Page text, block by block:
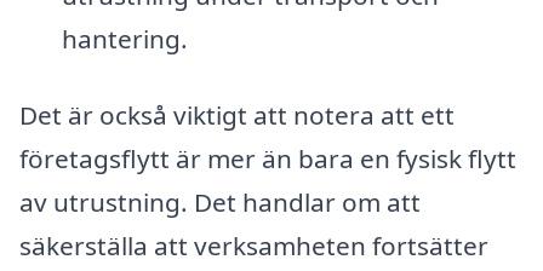
hantering.
Det är också viktigt att notera att ett
företagsflytt är mer än bara en fysisk flytt
av utrustning. Det handlar om att
säkerställa att verksamheten fortsätter